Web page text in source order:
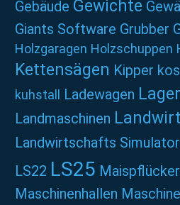
Gebäude Gewichte
Giants Software Grubber
Holzgaragen Holzschuppen
Kettensägen Kipper
kuhstall Ladewagen Lager
Landmaschinen
Landwirtschafts
LS22 LS25 Maispflücker
Maschinenhallen